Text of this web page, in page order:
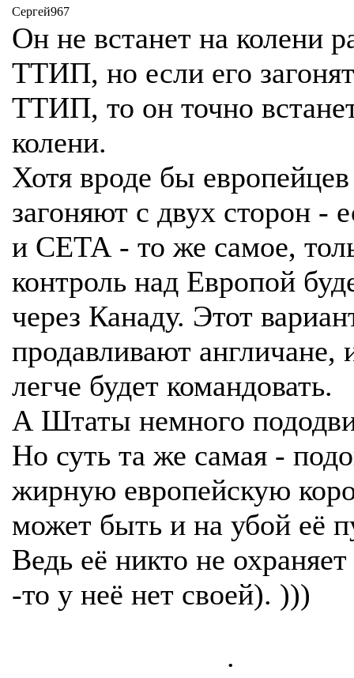
Сергей967
Он не встанет на колени
ТТИП, но если его
ТТИП, то он точно
колени.
Хотя вроде бы европейцев
загоняют с двух сторон -
и СЕТА - то же самое,
контроль над Европой
через Канаду. Этот
продавливают англичане,
легче будет командовать.
А Штаты немного
Но суть та же самая -
жирную европейскую
может быть и на убой её
Ведь её никто не
-то у неё нет своей). )))
.